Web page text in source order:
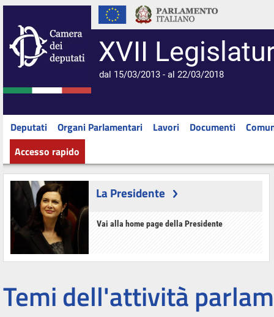
XVII
dal 15/03/2013 - al 22/03/2018
Deputati Organi Parlamentari Lavori Documenti
Accesso rapido
La Presidente
Vai alla home page della Presidente
Temi dell'attività